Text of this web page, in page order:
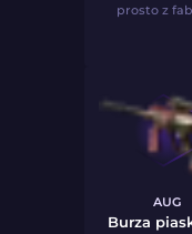
prosto z
AUG
Burza